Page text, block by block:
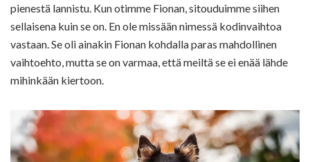
pienestä lannistu. Kun otimme Fionan, sitouduimme siihen
sellaisena kuin se on. En ole missään nimessä kodinvaihtoa
vastaan. Se oli ainakin Fionan kohdalla paras mahdollinen
vaihtoehto, mutta se on varmaa, että meiltä se ei enää lähde
mihinkään kiertoon.